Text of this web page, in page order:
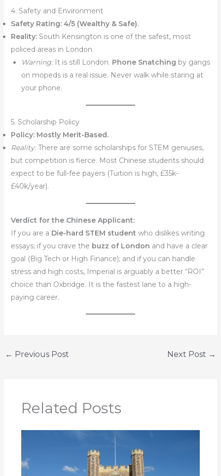
4. Safety and Environment
Safety Rating: 4/5 (Wealthy & Safe).
Reality:South Kensington is one of the safest, most
policed areas in London.
Warning:It is still London. Phone Snatching by gangs
on mopeds is a real issue. Never walk while staring at
your phone.
5. Scholarship Policy
Policy: Mostly Merit-Based.
Reality:There are some scholarships for STEM geniuses,
but competition is fierce. Most Chinese students should
expect to be full-fee payers (Tuition is high, £35k-
£40k/year).
Verdict for the Chinese Applicant:
If you are a Die-hard STEM student who dislikes writing
essays; if you crave the buzz of London and have a clear
goal (Big Tech or High Finance); and if you can handle
stress and high costs, Imperial is arguably a better “ROI”
choice than Oxbridge. It is the fastest lane to a high-
paying career.
← Previous Post Next Post →
Related Posts